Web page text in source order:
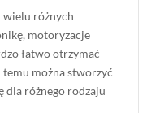
wielu różnych
motoryzacje
łatwo otrzymać
temu można stworzyć
dla różnego rodzaju